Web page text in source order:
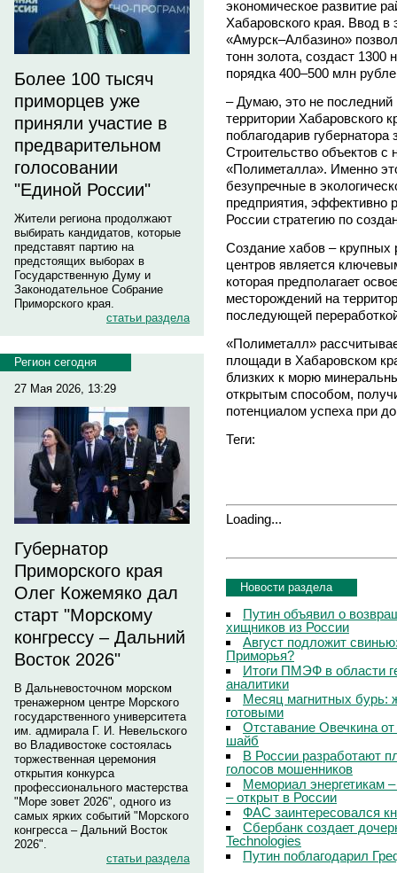
Более 100 тысяч
приморцев уже
приняли участие в
предварительном
голосовании
"Единой России"
Жители региона продолжают
выбирать кандидатов, которые
представят партию на
предстоящих выборах в
Государственную Думу и
Законодательное Собрание
Приморского края.
статьи раздела
Регион сегодня
27 Мая 2026, 13:29
Губернатор
Приморского края
Олег Кожемяко дал
старт "Морскому
конгрессу – Дальний
Восток 2026"
В Дальневосточном морском
тренажерном центре Морского
государственного университета
им. адмирала Г. И. Невельского
во Владивостоке состоялась
торжественная церемония
открытия конкурса
профессионального мастерства
"Море зовет 2026", одного из
самых ярких событий "Морского
конгресса – Дальний Восток
2026".
статьи раздела
экономическое развитие
Хабаровского края. Ввод
«Амурск–Албазино»
тонн золота, создаст 1300
порядка 400–500 млн
– Думаю, это не
территории Хабаровского
поблагодарив губернатора
Строительство объектов с
«Полиметалла». Именно
безупречные в
предприятия, эффективно
России стратегию по
Создание хабов –
центров является
которая предполагает
месторождений на
последующей
«Полиметалл»
площади в Хабаровском
близких к морю
открытым способом,
потенциалом успеха при
Теги:
Loading...
Новости раздела
Путин объявил о
хищников из России
Август подложит
Приморья?
Итоги ПМЭФ в области
аналитики
Месяц магнитных бурь:
готовыми
Отставание Овечкина
шайб
В России разработают
голосов мошенников
Мемориал энергетикам
– открыт в России
ФАС заинтересовался
Сбербанк создает
Technologies
Путин поблагодарил